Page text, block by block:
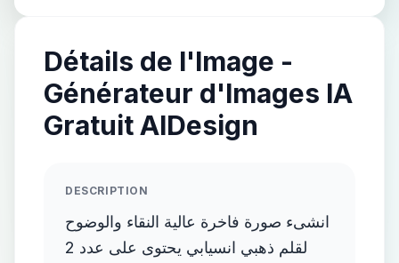
Détails de l'Image -
Générateur d'Images IA
Gratuit AIDesign
DESCRIPTION
انشىء صورة فاخرة عالية النقاء والوضوح
لقلم ذهبي انسيابي يحتوى على عدد 2